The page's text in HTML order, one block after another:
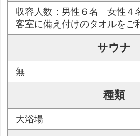
収容人数：男性６名 女性４
客室に備え付けのタオルをご
サウナ
無
種類
大浴場